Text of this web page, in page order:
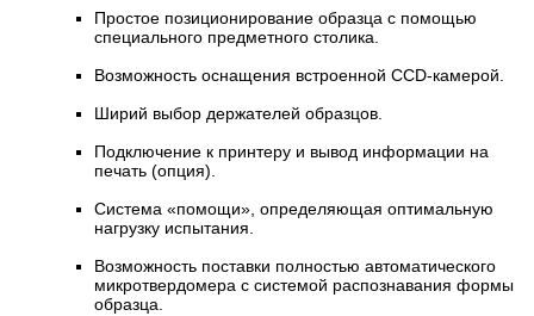
Простое позиционирование образца с помощью
специального предметного столика.
Возможность оснащения встроенной CCD-камерой.
Ширий выбор держателей образцов.
Подключение к принтеру и вывод информации на
печать (опция).
Система «помощи», определяющая оптимальную
нагрузку испытания.
Возможность поставки полностью автоматического
микротвердомера с системой распознавания формы
образца.